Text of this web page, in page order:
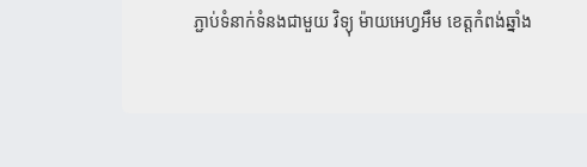
ភ្ជាប់ទំនាក់ទំនងជាមួយវិទ្យុ ម៉ាយអេហ្វអឹម ខេត្តកំពង់ឆ្នាំង